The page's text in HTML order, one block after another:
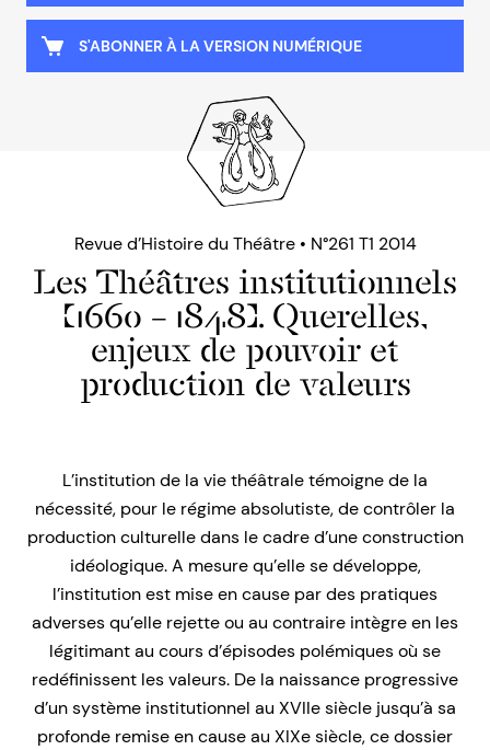
S'ABONNER À LA VERSION NUMÉRIQUE
Revue d’Histoire du Théâtre • N°261 T1 2014
Les Théâtres institutionnels
(1660 – 1848). Querelles,
enjeux de pouvoir et
production de valeurs
L’institution de la vie théâtrale témoigne de la
nécessité, pour le régime absolutiste, de contrôler la
production culturelle dans le cadre d’une construction
idéologique. A mesure qu’elle se développe,
l’institution est mise en cause par des pratiques
adverses qu’elle rejette ou au contraire intègre en les
légitimant au cours d’épisodes polémiques où se
redéfinissent les valeurs. De la naissance progressive
d’un système institutionnel au XVIIe siècle jusqu’à sa
profonde remise en cause au XIXe siècle, ce dossier